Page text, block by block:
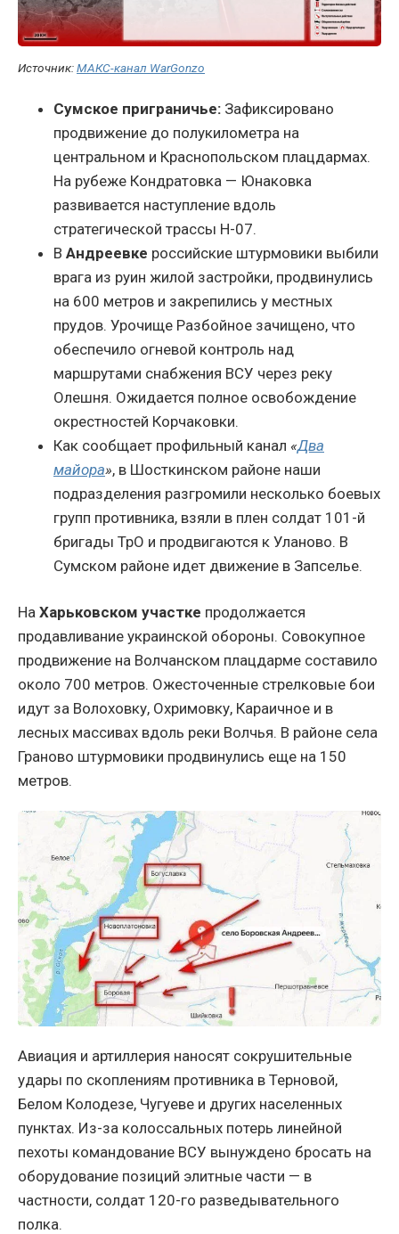
Источник:МАКС-канал WarGonzo
Сумское приграничье: Зафиксировано
продвижение до полукилометра на
центральном и Краснопольском плацдармах.
На рубеже Кондратовка — Юнаковка
развивается наступление вдоль
стратегической трассы Н-07.
В Андреевке российские штурмовики выбили
врага из руин жилой застройки, продвинулись
на 600 метров и закрепились у местных
прудов. Урочище Разбойное зачищено, что
обеспечило огневой контроль над
маршрутами снабжения ВСУ через реку
Олешня. Ожидается полное освобождение
окрестностей Корчаковки.
Как сообщает профильный канал «Два
майора», в Шосткинском районе наши
подразделения разгромили несколько боевых
групп противника, взяли в плен солдат 101-й
бригады ТрО и продвигаются к Уланово. В
Сумском районе идет движение в Запселье.
На Харьковском участке продолжается
продавливание украинской обороны. Совокупное
продвижение на Волчанском плацдарме составило
около 700 метров. Ожесточенные стрелковые бои
идут за Волоховку, Охримовку, Караичное и в
лесных массивах вдоль реки Волчья. В районе села
Граново штурмовики продвинулись еще на 150
метров.
Авиация и артиллерия наносят сокрушительные
удары по скоплениям противника в Терновой,
Белом Колодезе, Чугуеве и других населенных
пунктах. Из-за колоссальных потерь линейной
пехоты командование ВСУ вынуждено бросать на
оборудование позиций элитные части — в
частности, солдат 120-го разведывательного
полка.